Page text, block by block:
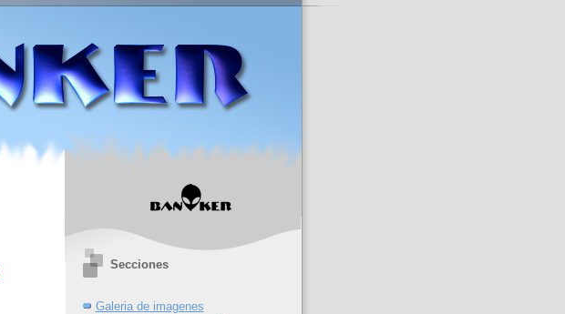
Secciones
Galeria de imagenes